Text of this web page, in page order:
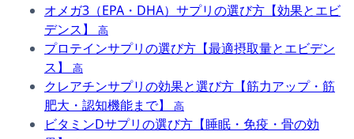
オメガ3（EPA・DHA）サプリの選び方【効果とエビ
デンス】
高
プロテインサプリの選び方【最適摂取量とエビデン
ス】
高
クレアチンサプリの効果と選び方【筋力アップ・筋
肥大・認知機能まで】
高
ビタミンDサプリの選び方【睡眠・免疫・骨の効